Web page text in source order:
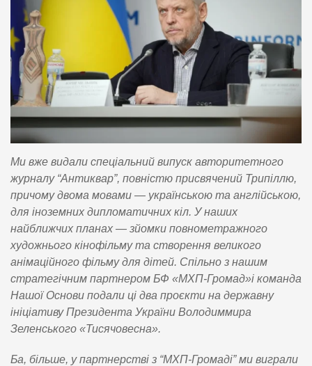
Ми вже видали спеціальний випуск авторитетного
журналу “Антиквар”, повністю присвячений Трипіллю,
причому двома мовами — українською та англійською,
для іноземних дипломатичних кіл. У наших
найближчих планах — зйомки повнометражного
художнього кінофільму та створення великого
анімаційного фільму для дітей. Спільно з нашим
стратегічним партнером БФ «МХП-Громад»і команда
Нашої Основи подали ці два проєкти на державну
ініціативу Президента України Володиммира
Зеленського «Тисячовесна».
Ба, більше, у партнерстві з “МХП-Громаді” ми виграли